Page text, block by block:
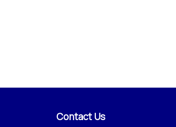
Contact Us